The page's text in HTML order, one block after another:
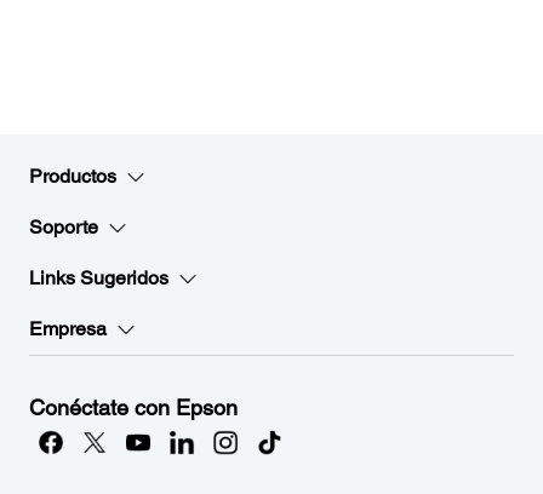
Productos
Soporte
Links Sugeridos
Empresa
Conéctate con Epson